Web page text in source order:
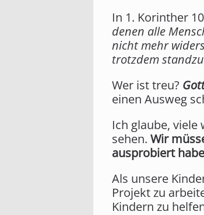
In 1. Korinther
denen alle
nicht mehr
trotzdem
Wer ist treu?
einen Ausweg
Ich glaube,
sehen. Wir
ausprobiert
Als unsere
Projekt zu
Kindern zu